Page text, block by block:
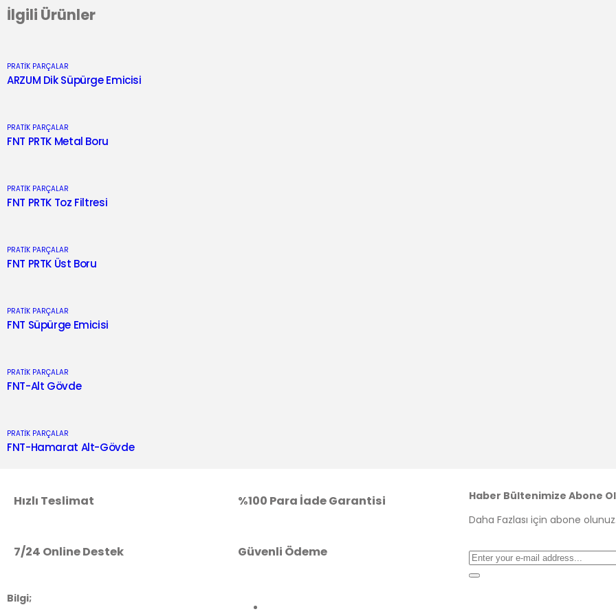
İlgili Ürünler
PRATİK PARÇALAR
ARZUM Dik Süpürge Emicisi
PRATİK PARÇALAR
FNT PRTK Metal Boru
PRATİK PARÇALAR
FNT PRTK Toz Filtresi
PRATİK PARÇALAR
FNT PRTK Üst Boru
PRATİK PARÇALAR
FNT Süpürge Emicisi
PRATİK PARÇALAR
FNT-Alt Gövde
PRATİK PARÇALAR
FNT-Hamarat Alt-Gövde
Hızlı Teslimat %100 Para İade Garantisi
7/24 Online Destek Güvenli Ödeme
Haber Bültenimize Abone
Daha Fazlası için abone
Bilgi;